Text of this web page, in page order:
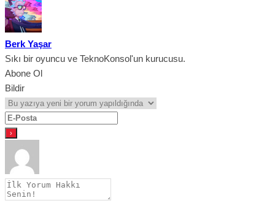
Berk Yaşar
Sıkı bir oyuncu ve TeknoKonsol'un kurucusu.
Abone Ol
Bildir